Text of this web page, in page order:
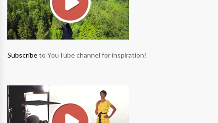
Subscribeto YouTube channel for inspiration!